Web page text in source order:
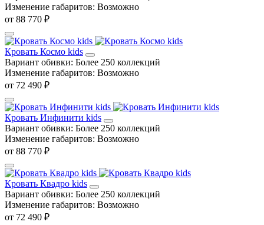
Изменение габаритов: Возможно
от 88 770 ₽
Кровать Космо kids
Вариант обивки: Более 250 коллекций
Изменение габаритов: Возможно
от 72 490 ₽
Кровать Инфинити kids
Вариант обивки: Более 250 коллекций
Изменение габаритов: Возможно
от 88 770 ₽
Кровать Квадро kids
Вариант обивки: Более 250 коллекций
Изменение габаритов: Возможно
от 72 490 ₽